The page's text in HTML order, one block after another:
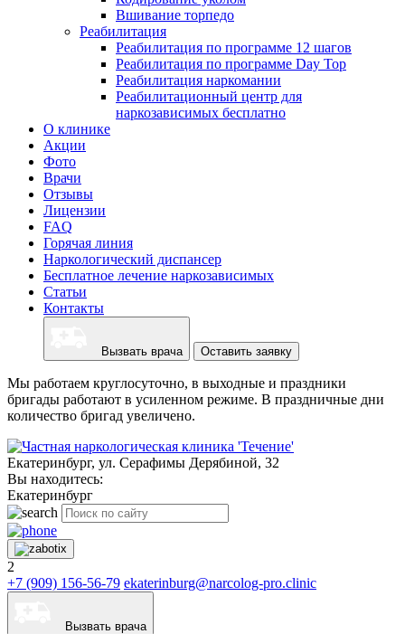
Вшивание торпедо
Реабилитация
Реабилитация по программе 12 шагов
Реабилитация по программе Day Top
Реабилитация наркомании
Реабилитационный центр для
наркозависимых бесплатно
О клинике
Акции
Фото
Врачи
Отзывы
Лицензии
FAQ
Горячая линия
Наркологический диспансер
Бесплатное лечение наркозависимых
Статьи
Контакты
Вызвать врача Оставить заявку
Мы работаем круглосуточно, в выходные и праздники
бригады работают в усиленном режиме. В праздничные дни
количество бригад увеличено.
Екатеринбург, ул. Серафимы Дерябиной, 32
Вы находитесь:
Екатеринбург
2
+7 (909) 156-56-79 ekaterinburg@narcolog-pro.clinic
Вызвать врача